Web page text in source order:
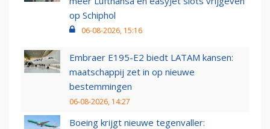
op Schiphol
06-08-2026, 15:16
Embraer E195-E2 biedt LATAM kansen:
maatschappij zet in op nieuwe
bestemmingen
06-08-2026, 14:27
Boeing krijgt nieuwe tegenvaller: